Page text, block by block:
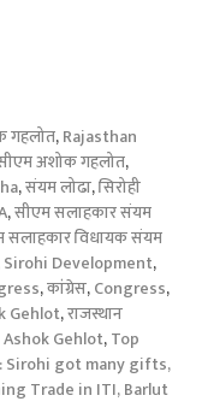
गहलोत,Rajasthan
अशोक गहलोत,
,संयम लोढा,सिरोही
,सीएम सलाहकार संयम
सलाहकार विधायक संयम
Sirohi Development,
,कांग्रेस,Congress,
Gehlot,राजस्‍थान
Gehlot,Top
Sirohi got many gifts,
Trade in ITI, Barlut